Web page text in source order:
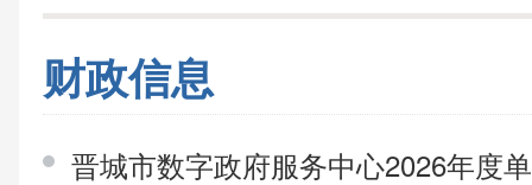
财政信息
晋城市数字政府服务中心2026年度